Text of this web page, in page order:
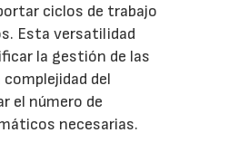
ciclos de trabajo
Esta versatilidad
la gestión de las
del
el número de
necesarias.